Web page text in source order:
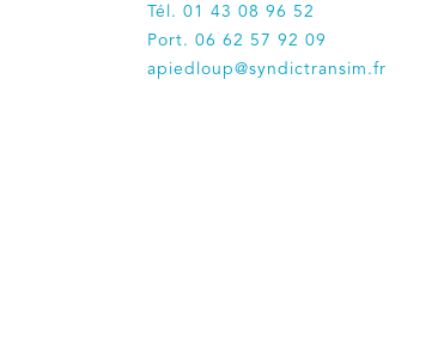
Tél. 01 43 08 96 52
Port. 06 62 57 92 09
apiedloup@syndictransim.fr